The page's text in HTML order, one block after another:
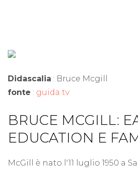
Didascalia : Bruce Mcgill
fonte : guida tv
BRUCE MCGILL:
EDUCATION E
McGill è nato l'11 luglio 1950 a